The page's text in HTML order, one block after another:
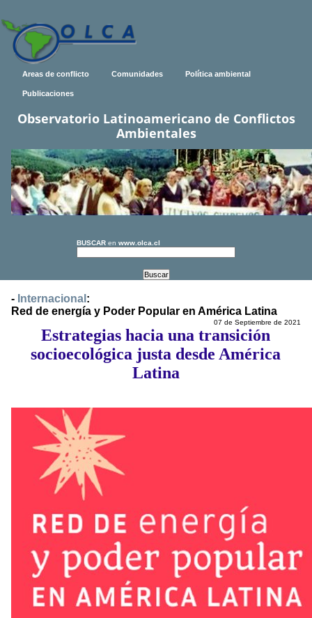
Areas de conflicto Comunidades Política ambiental
Publicaciones
Observatorio Latinoamericano de Conflictos
Ambientales
BUSCAR en www.olca.cl
- Internacional :
Red de energía y Poder Popular en América Latina
07 de Septiembre de 2021
Estrategias hacia una transición
socioecológica justa desde América
Latina